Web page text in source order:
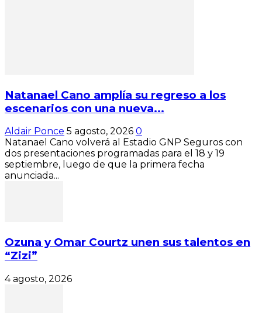
Natanael Cano amplía su regreso a los
escenarios con una nueva...
Aldair Ponce 5 agosto, 2026 0
Natanael Cano volverá al Estadio GNP Seguros con
dos presentaciones programadas para el 18 y 19
septiembre, luego de que la primera fecha
anunciada...
Ozuna y Omar Courtz unen sus talentos en
“Zizi”
4 agosto, 2026